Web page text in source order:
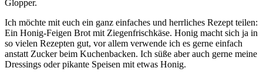
Glopper.
Ich möchte mit euch ein ganz einfaches und herrliches Rezept teilen:
Ein Honig-Feigen Brot mit Ziegenfrischkäse. Honig macht sich ja in
so vielen Rezepten gut, vor allem verwende ich es gerne einfach
anstatt Zucker beim Kuchenbacken. Ich süße aber auch gerne meine
Dressings oder pikante Speisen mit etwas Honig.